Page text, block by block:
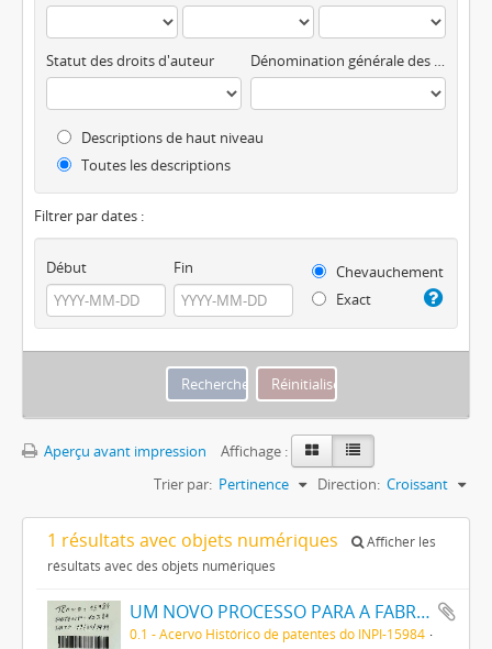
Statut des droits d'auteur Dénomination générale des documents
Descriptions de haut niveau
Toutes les descriptions
Filtrer par dates :
Début Fin
Chevauchement
Exact
Aperçu avant impression
Affichage :
Trier par: Pertinence Direction: Croissant
1 résultats avec objets numériques
Afficher les
résultats avec des objets numériques
UM NOVO PROCESSO PARA A FABRICAÇÃO DE TINTAS EM PÓ POR MEIO DA PRECIPITAÇÃO E FIXAÇÃO DE TINTAS ANILINAS SOBRE CORPOS MINERAES
0.1 - Acervo Histórico de patentes do INPI-15984